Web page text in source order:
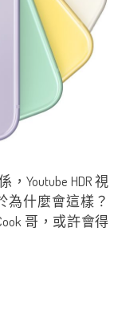
Youtube HDR 視
為什麼會這樣？
哥，或許會得